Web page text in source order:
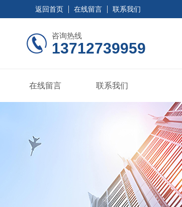
返回首页 在线留言 联系我们
咨询热线
13712739959
在线留言 联系我们